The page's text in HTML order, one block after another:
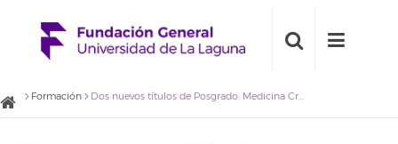
Formación Dos nuevos títulos de Posgrado: Medicina Crítica e Intervenciones Sistémicas Breves